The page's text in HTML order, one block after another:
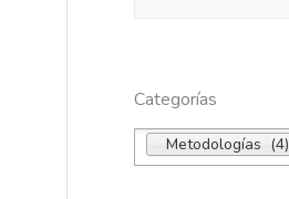
Categorías
Metodologías (4)